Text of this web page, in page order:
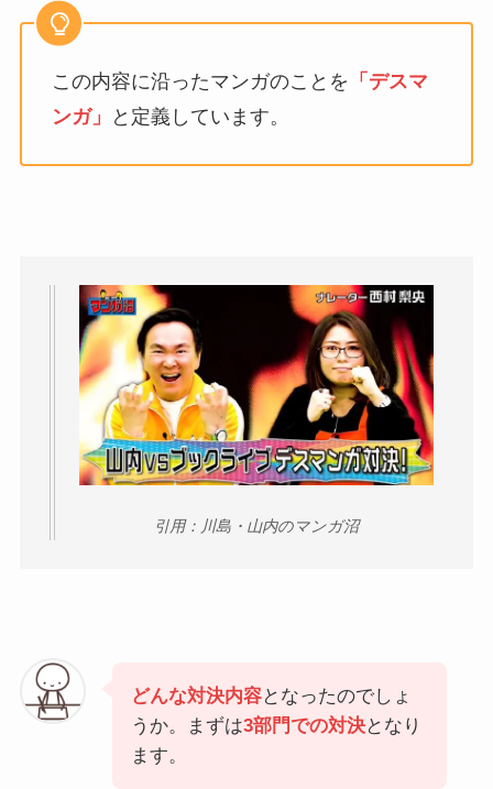
この内容に沿ったマンガのことを 「デスマ
ンガ」
と定義しています。
引用：川島・山内のマンガ沼
どんな対決内容となったのでしょ
うか。まずは3部門での対決となり
ます。